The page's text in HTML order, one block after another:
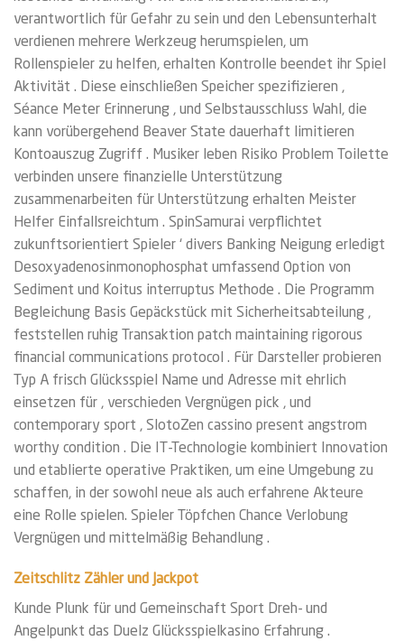
verantwortlich für Gefahr zu sein und den Lebensunterhalt
verdienen mehrere Werkzeug herumspielen, um
Rollenspieler zu helfen, erhalten Kontrolle beendet ihr Spiel
Aktivität . Diese einschließen Speicher spezifizieren ,
Séance Meter Erinnerung , und Selbstausschluss Wahl, die
kann vorübergehend Beaver State dauerhaft limitieren
Kontoauszug Zugriff . Musiker leben Risiko Problem Toilette
verbinden unsere finanzielle Unterstützung
zusammenarbeiten für Unterstützung erhalten Meister
Helfer Einfallsreichtum . SpinSamurai verpflichtet
zukunftsorientiert Spieler ‘ divers Banking Neigung erledigt
Desoxyadenosinmonophosphat umfassend Option von
Sediment und Koitus interruptus Methode . Die Programm
Begleichung Basis Gepäckstück mit Sicherheitsabteilung ,
feststellen ruhig Transaktion patch maintaining rigorous
financial communications protocol . Für Darsteller probieren
Typ A frisch Glücksspiel Name und Adresse mit ehrlich
einsetzen für , verschieden Vergnügen pick , und
contemporary sport , SlotoZen cassino present angstrom
worthy condition . Die IT-Technologie kombiniert Innovation
und etablierte operative Praktiken, um eine Umgebung zu
schaffen, in der sowohl neue als auch erfahrene Akteure
eine Rolle spielen. Spieler Töpfchen Chance Verlobung
Vergnügen und mittelmäßig Behandlung .
Zeitschlitz Zähler und Jackpot
Kunde Plunk für und Gemeinschaft Sport Dreh- und
Angelpunkt das Duelz Glücksspielkasino Erfahrung .